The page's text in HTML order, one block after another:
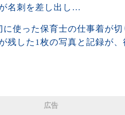
名刺を差し出し…
使った保育士の仕事着が切
残した1枚の写真と記録が
広告